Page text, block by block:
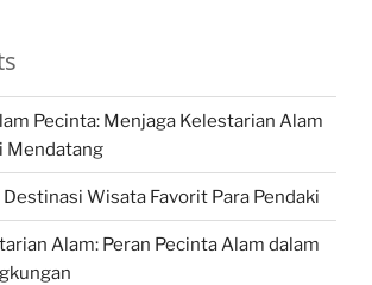
Pecinta: Menjaga Kelestarian Alam
Mendatang
Wisata Favorit Para Pendaki
Alam: Peran Pecinta Alam dalam